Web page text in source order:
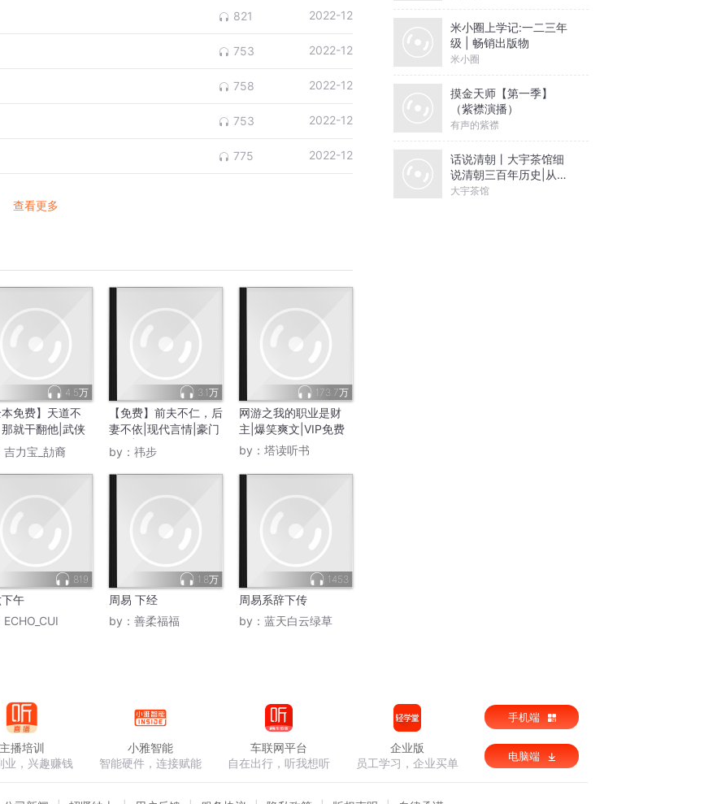
821 2022-12
753 2022-12
758 2022-12
753 2022-12
775 2022-12
查看更多
4.5万
本免费】天道不
就干翻他|武侠
吉力宝_劼裔
3.1万
【免费】前夫不仁，后
妻不依|现代言情|豪门
总裁|AI多播
by： 祎步
173.7万
网游之我的职业是财
主|爆笑爽文|VIP免费
by： 塔读听书
819
午
ECHO_CUI
1.8万
周易 下经
by： 善柔福福
1453
周易系辞下传
by： 蓝天白云绿草
米小圈上学记:一二三年
级 | 畅销出版物
米小圈
摸金天师【第一季】
（紫襟演播）
有声的紫襟
话说清朝丨大宇茶馆细
说清朝三百年历史|从努
尔哈赤到末代皇帝溥仪|
大宇茶馆
主播培训
业，兴趣赚钱
小雅智能
智能硬件，连接赋能
车联网平台
自在出行，听我想听
企业版
员工学习，企业买单
手机端
电脑端